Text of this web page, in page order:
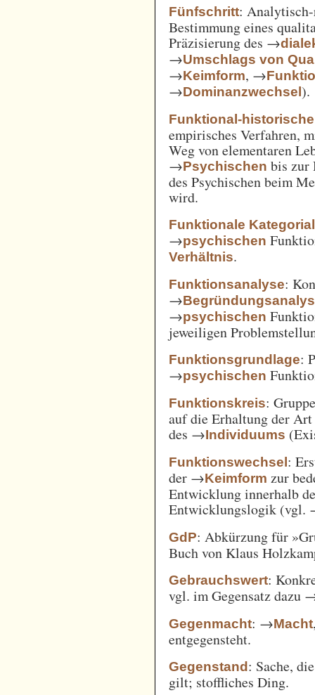
Fünfschritt:
Bestimmung eines
Präzisierung des →
→Umschlags von
→Keimform, →
→Dominanzwechsel).
Funktional-
empirisches Verfahren,
Weg von elementaren
→Psychischen bis zur
des Psychischen beim
wird.
Funktionale
→psychischen
Verhältnis.
Funktionsanalyse:
→
→psychischen
jeweiligen
Funktionsgrundlage:
→psychischen
Funktionskreis:
auf die Erhaltung der
des →Individuums
Funktionswechsel:
der →Keimform zur
Entwicklung innerhalb
Entwicklungslogik
GdP: Abkürzung für
Buch von Klaus
Gebrauchswert:
vgl. im Gegensatz dazu
Gegenmacht: →Macht
entgegensteht.
Gegenstand: Sache,
gilt; stoffliches Ding.